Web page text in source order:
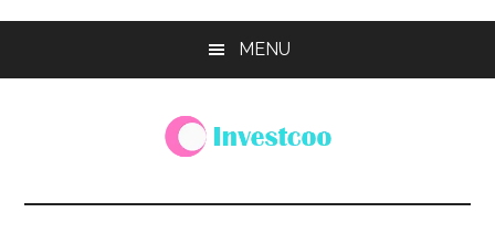
MENU
Investcoo
個